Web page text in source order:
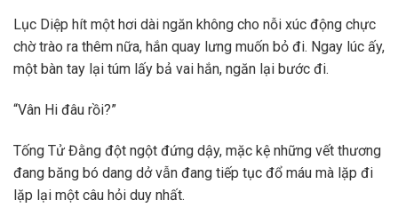
Lục Diệp hít một hơi dài ngăn không cho nỗi xúc động chực
chờ trào ra thêm nữa, hắn quay lưng muốn bỏ đi. Ngay lúc ấy,
một bàn tay lại túm lấy bả vai hắn, ngăn lại bước đi.
“Vân Hi đâu rồi?”
Tống Tử Đằng đột ngột đứng dậy, mặc kệ những vết thương
đang băng bó dang dở vẫn đang tiếp tục đổ máu mà lặp đi
lặp lại một câu hỏi duy nhất.